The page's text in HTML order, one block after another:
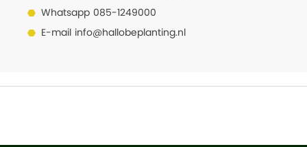
Whatsapp 085-1249000
E-mail info@hallobeplanting.nl